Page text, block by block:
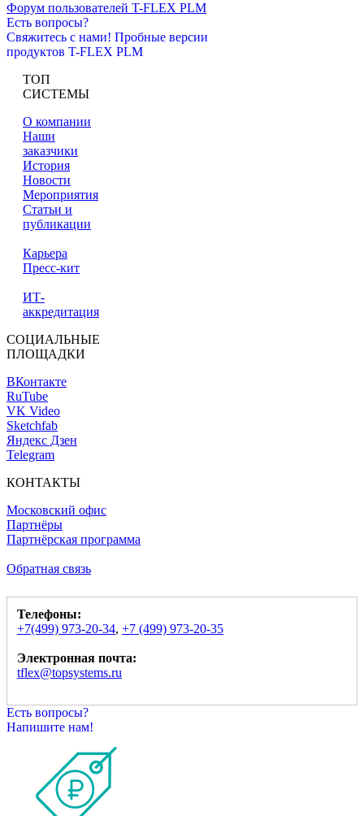
Форум пользователей T-FLEX PLM
Есть вопросы?
Свяжитесь с нами! Пробные версии
продуктов T-FLEX PLM
ТОП
СИСТЕМЫ
О компании
Наши
заказчики
История
Новости
Мероприятия
Статьи и
публикации
Карьера
Пресс-кит
ИТ-
аккредитация
СОЦИАЛЬНЫЕ
ПЛОЩАДКИ
ВКонтакте
RuTube
VK Video
Sketchfab
Яндекс Дзен
Telegram
КОНТАКТЫ
Московский офис
Партнёры
Партнёрская программа
Обратная связь
Телефоны:
+7(499) 973-20-34, +7 (499) 973-20-35
Электронная почта:
tflex@topsystems.ru
Есть вопросы?
Напишите нам!